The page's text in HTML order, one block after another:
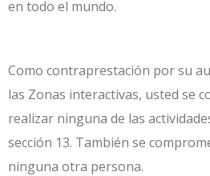
en todo el mundo.
Como contraprestación por su
las Zonas interactivas, usted se
realizar ninguna de las
sección 13. También se
ninguna otra persona.